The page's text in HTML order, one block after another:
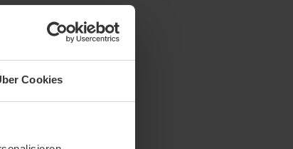
Cookies